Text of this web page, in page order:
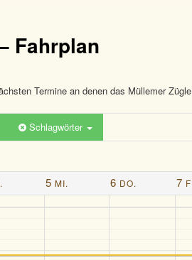
Fahrplan
Termine an denen das Müllemer
Schlagwörter
5 MI. 6 DO. 7